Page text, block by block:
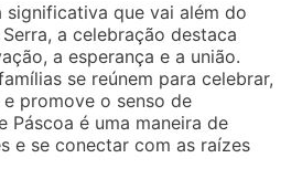
significativa que vai além do
a celebração destaca
a esperança e a união.
se reúnem para celebrar,
promove o senso de
Páscoa é uma maneira de
e se conectar com as raízes